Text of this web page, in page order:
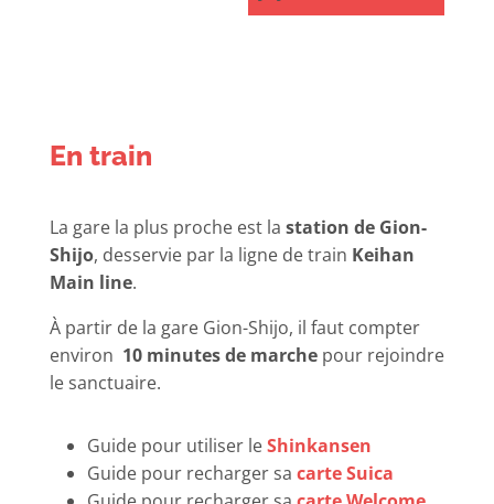
En train
La gare la plus proche est la station de Gion-
Shijo, desservie par la ligne de train Keihan
Main line.
À partir de la gare Gion-Shijo, il faut compter
environ 10 minutes de marche pour rejoindre
le sanctuaire.
Guide pour utiliser leShinkansen
Guide pour recharger sa carte Suica